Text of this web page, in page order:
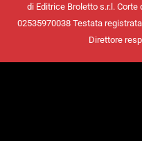
di Editrice Broletto s.r.l. Corte
02535970038 Testata
Direttore